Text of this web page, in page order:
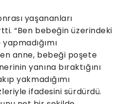
yaşananları
“Ben bebeğin üzerindeki
anne, bebeği poşete
yanına bıraktığını
yakmadığımı
ifadesini sürdürdü.